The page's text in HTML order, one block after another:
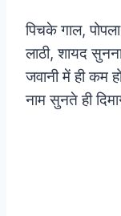
पिचके गाल,
लाठी, शायद
जवानी में ही कम
नाम सुनते ही